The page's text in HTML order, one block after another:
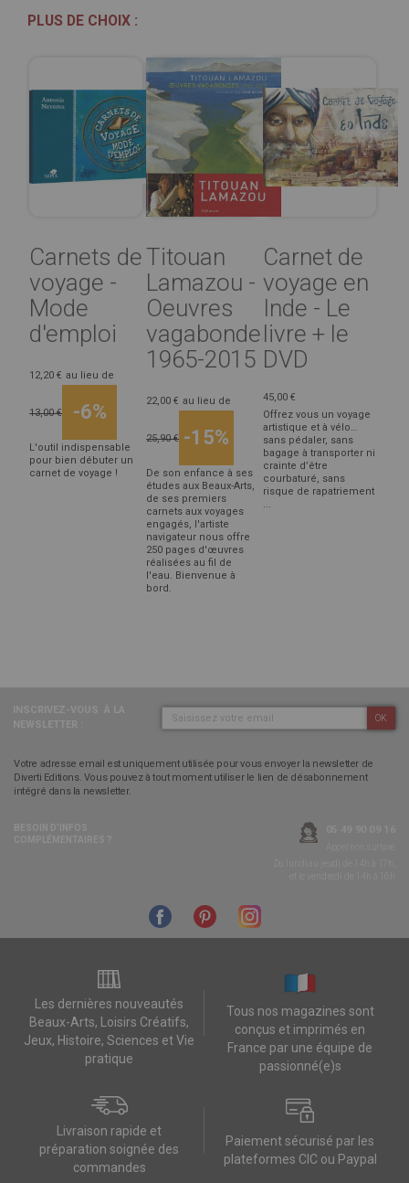
PLUS DE CHOIX :
Carnets de
voyage -
Mode
d'emploi
12,20 € au lieu de
13,00 € -6%
L'outil indispensable
pour bien débuter un
carnet de voyage !
Titouan
Lamazou -
Oeuvres
vagabondes
1965-2015
22,00 € au lieu de
25,90 € -15%
De son enfance à ses
études aux Beaux-Arts,
de ses premiers
carnets aux voyages
engagés, l'artiste
navigateur nous offre
250 pages d'œuvres
réalisées au fil de
l'eau. Bienvenue à
bord.
Carnet de
voyage en
Inde - Le
livre + le
DVD
45,00 €
Offrez vous un voyage
artistique et à vélo…
sans pédaler, sans
bagage à transporter ni
crainte d’être
courbaturé, sans
risque de rapatriement
...
OK
Votre adresse email est uniquement utilisée pour vous envoyer la newsletter de
Diverti Editions. Vous pouvez à tout moment utiliser le lien de désabonnement
intégré dans la newsletter.
Les dernières nouveautés
Beaux-Arts, Loisirs Créatifs,
Jeux, Histoire, Sciences et Vie
pratique
Tous nos magazines sont
conçus et imprimés en
France par une équipe de
passionné(e)s
Livraison rapide et
préparation soignée des
commandes
Paiement sécurisé par les
plateformes CIC ou Paypal